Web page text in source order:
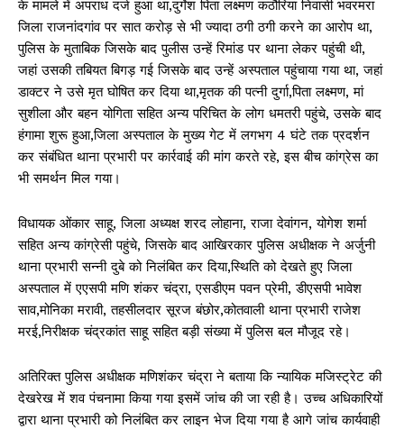
के मामले में अपराध दर्ज हुआ था,दुर्गेश पिता लक्ष्मण कठौरिया निवासी भवरमरा
जिला राजनांदगांव पर सात करोड़ से भी ज्यादा ठगी ठगी करने का आरोप था,
पुलिस के मुताबिक जिसके बाद पुलीस उन्हें रिमांड पर थाना लेकर पहुंची थी,
जहां उसकी तबियत बिगड़ गई जिसके बाद उन्हें अस्पताल पहुंचाया गया था, जहां
डाक्टर ने उसे मृत घोषित कर दिया था,मृतक की पत्नी दुर्गा,पिता लक्ष्मण, मां
सुशीला और बहन योगिता सहित अन्य परिचित के लोग धमतरी पहुंचे, उसके बाद
हंगामा शुरू हुआ,जिला अस्पताल के मुख्य गेट में लगभग 4 घंटे तक प्रदर्शन
कर संबंधित थाना प्रभारी पर कार्रवाई की मांग करते रहे, इस बीच कांग्रेस का
भी समर्थन मिल गया।
विधायक ओंकार साहू, जिला अध्यक्ष शरद लोहाना, राजा देवांगन, योगेश शर्मा
सहित अन्य कांग्रेसी पहुंचे, जिसके बाद आखिरकार पुलिस अधीक्षक ने अर्जुनी
थाना प्रभारी सन्नी दुबे को निलंबित कर दिया,स्थिति को देखते हुए जिला
अस्पताल में एएसपी मणि शंकर चंद्रा, एसडीएम पवन प्रेमी, डीएसपी भावेश
साव,मोनिका मरावी, तहसीलदार सूरज बंछोर,कोतवाली थाना प्रभारी राजेश
मरई,निरीक्षक चंद्रकांत साहू सहित बड़ी संख्या में पुलिस बल मौजूद रहे।
अतिरिक्त पुलिस अधीक्षक मणिशंकर चंद्रा ने बताया कि न्यायिक मजिस्ट्रेट की
देखरेख में शव पंचनामा किया गया इसमें जांच की जा रही है। उच्च अधिकारियों
द्वारा थाना प्रभारी को निलंबित कर लाइन भेज दिया गया है आगे जांच कार्यवाही